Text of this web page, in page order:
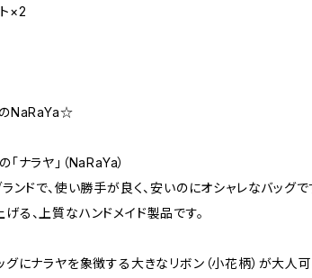
×2
のNaRaYa☆
ナラヤ」（NaRaYa）
ンドで、使い勝手が良く、安いのにオシャレなバッグで
る、上質なハンドメイド製品です。
グにナラヤを象徴する大きなリボン（小花柄）が大人